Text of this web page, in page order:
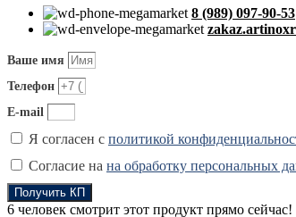
8 (989) 097-90-53
Ваше имя
Телефон
E-mail
Я согласен с политикой
Согласие на на обработку персональных
Получить КП
6 человек смотрит этот продукт прямо сейчас!